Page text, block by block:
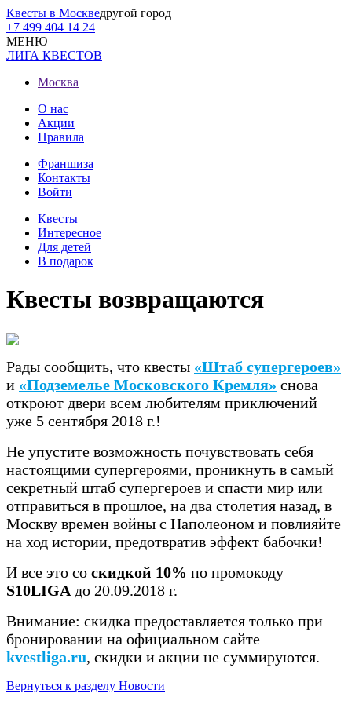
Квесты в Москведругой город
+7 499 404 14 24
МЕНЮ
ЛИГА КВЕСТОВ
Москва
О нас
Акции
Правила
Франшиза
Контакты
Войти
Квесты
Интересное
Для детей
В подарок
Квесты возвращаются
Рады сообщить, что квесты «Штаб супергероев»
и «Подземелье Московского Кремля» снова
откроют двери всем любителям приключений
уже 5 сентября 2018 г.!
Не упустите возможность почувствовать себя
настоящими супергероями, проникнуть в самый
секретный штаб супергероев и спасти мир или
отправиться в прошлое, на два столетия назад, в
Москву времен войны с Наполеоном и повлияйте
на ход истории, предотвратив эффект бабочки!
И все это со скидкой 10% по промокоду
S10LIGA до 20.09.2018 г.
Внимание: скидка предоставляется только при
бронировании на официальном сайте
kvestliga.ru, скидки и акции не суммируются.
Вернуться к разделу Новости